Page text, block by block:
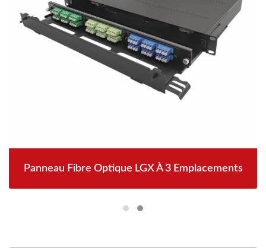
Panneau Fibre Optique LGX À 3 Emplacements